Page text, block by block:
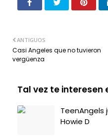
ANTIGUOS
Casi Angeles que no tuvieron
vergüenza
Tal vez te
TeenAngels
Howie D